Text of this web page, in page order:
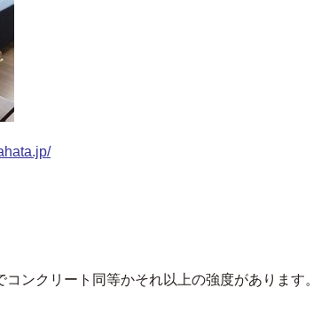
ンクリート同等かそれ以上の強度があります。